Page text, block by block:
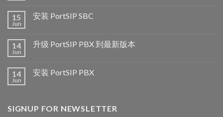
15
Jun
安装 PortSIP SBC
14
Jun
升级 PortSIP PBX 到最新版本
14
Jun
安装 PortSIP PBX
SIGNUP FOR NEWSLETTER